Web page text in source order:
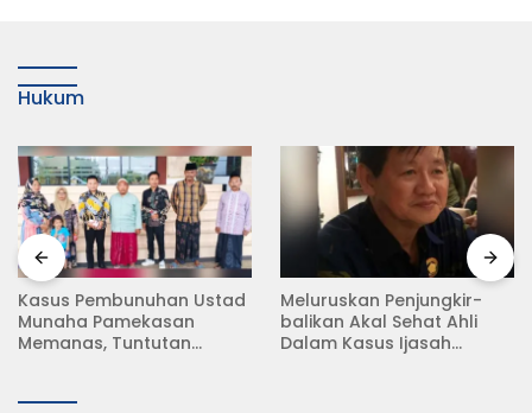
Hukum
Kasus Pembunuhan Ustad
Munaha Pamekasan
Memanas, Tuntutan
Meluruskan Penjungkir-
balikan Akal Sehat Ahli
Dalam Kasus Ijasah